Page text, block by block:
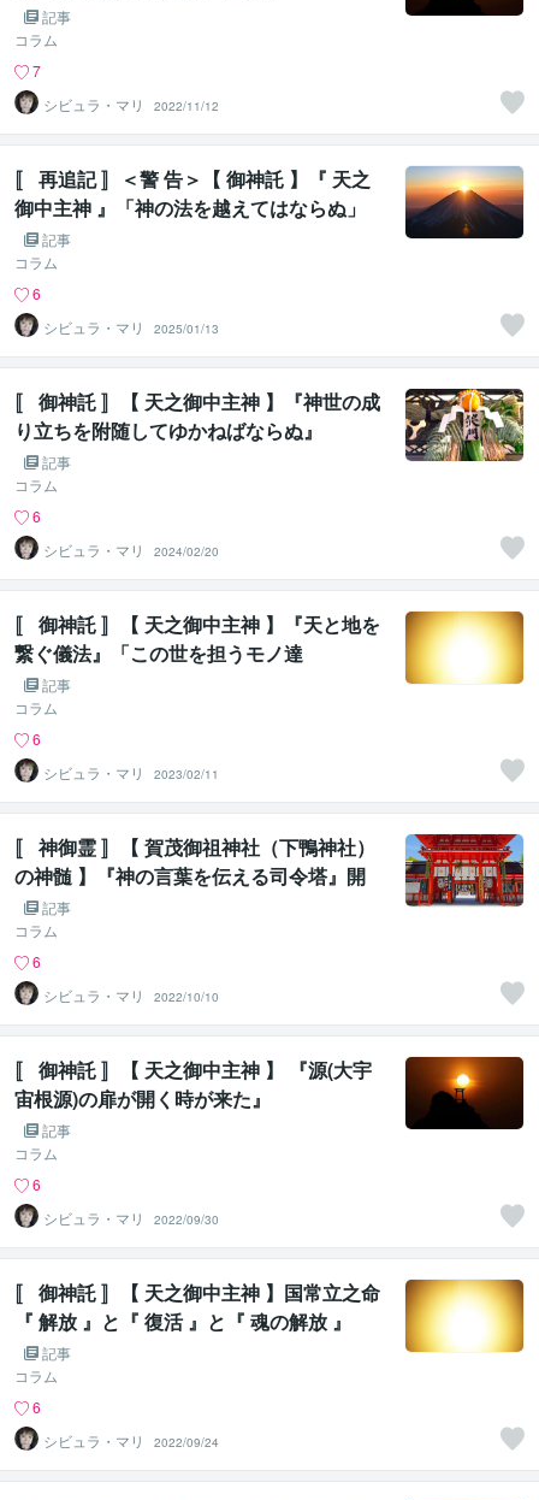
記事
コラム
7
シビュラ・マリ
2022/11/12
〚 再追記 〛＜警 告＞【 御神託 】『 天之
御中主神 』「神の法を越えてはならぬ」
記事
コラム
6
シビュラ・マリ
2025/01/13
〚 御神託 〛【 天之御中主神 】『神世の成
り立ちを附随してゆかねばならぬ』
記事
コラム
6
シビュラ・マリ
2024/02/20
〚 御神託 〛【 天之御中主神 】『天と地を
繋ぐ儀法』「この世を担うモノ達
を・・・」
記事
コラム
6
シビュラ・マリ
2023/02/11
〚 神御霊 〛【 賀茂御祖神社（下鴨神社）
の神髄 】『神の言葉を伝える司令塔』開
扉 ②記事
コラム
6
シビュラ・マリ
2022/10/10
〚 御神託 〛【 天之御中主神 】 『源(大宇
宙根源)の扉が開く時が来た』
記事
コラム
6
シビュラ・マリ
2022/09/30
〚 御神託 〛【 天之御中主神 】国常立之命
『 解放 』と『 復活 』と『 魂の解放 』
記事
コラム
6
シビュラ・マリ
2022/09/24